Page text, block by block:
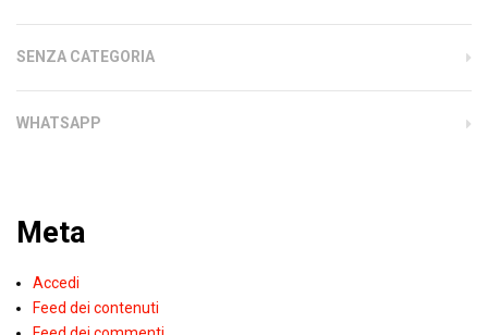
SENZA CATEGORIA
WHATSAPP
Meta
Accedi
Feed dei contenuti